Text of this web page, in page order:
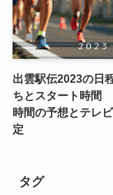
出雲駅伝2023の日
ちとスタート時間
時間の予想とテレ
定
タグ